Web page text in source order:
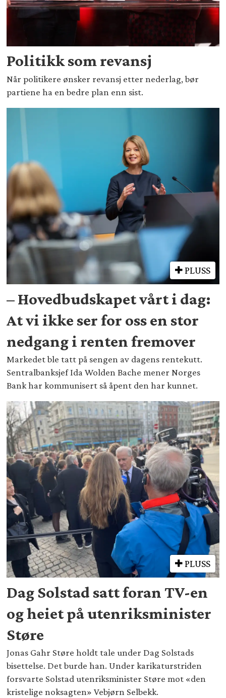
Politikk som revansj
Når politikere ønsker revansj etter nederlag, bør
partiene ha en bedre plan enn sist.
PLUSS
– Hovedbudskapet vårt i dag:
At vi ikke ser for oss en stor
nedgang i renten fremover
Markedet ble tatt på sengen av dagens rentekutt.
Sentralbanksjef Ida Wolden Bache mener Norges
Bank har kommunisert så åpent den har kunnet.
PLUSS
Dag Solstad satt foran TV-en
og heiet på utenriksminister
Støre
Jonas Gahr Støre holdt tale under Dag Solstads
bisettelse. Det burde han. Under karikaturstriden
forsvarte Solstad utenriksminister Støre mot «den
kristelige noksagten» Vebjørn Selbekk.